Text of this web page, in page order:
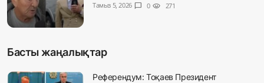
Тамыз 5, 2026 chat_bubble 0 visibility 271
Басты жаңалықтар
Референдум: Тоқаев Президент